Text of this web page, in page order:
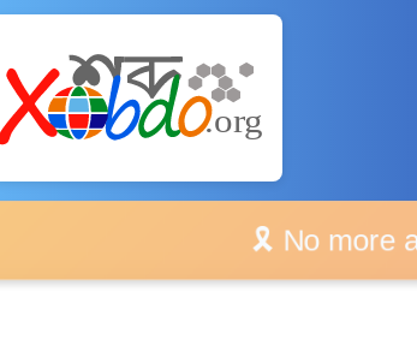
🎗️ No more